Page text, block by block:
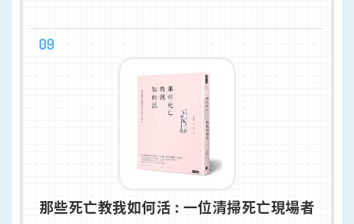
09
那些死亡教我如何活 : 一位清掃死亡現場者